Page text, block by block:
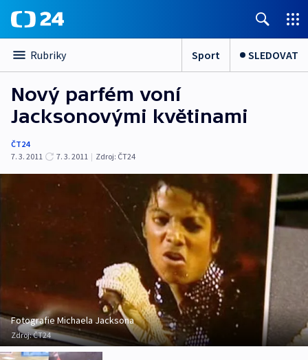
Rubriky Sport SLEDOVAT
Nový parfém voní
Jacksonovými květinami
ČT24
7. 3. 2011
7. 3. 2011 | Zdroj: ČT24
Fotografie Michaela Jacksona
Zdroj:ČT24